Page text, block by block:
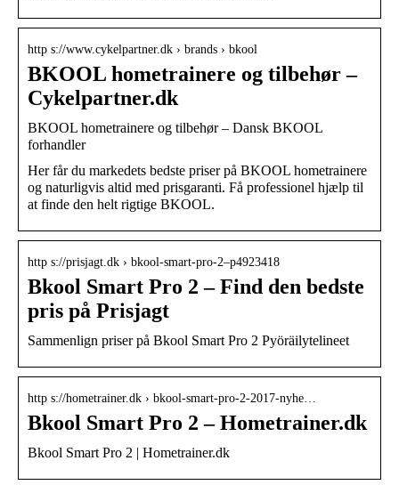
http s://www.cykelpartner.dk › brands › bkool
BKOOL hometrainere og tilbehør –
Cykelpartner.dk
BKOOL hometrainere og tilbehør – Dansk BKOOL
forhandler
Her får du markedets bedste priser på BKOOL hometrainere
og naturligvis altid med prisgaranti. Få professionel hjælp til
at finde den helt rigtige BKOOL.
http s://prisjagt.dk › bkool-smart-pro-2–p4923418
Bkool Smart Pro 2 – Find den bedste
pris på Prisjagt
Sammenlign priser på Bkool Smart Pro 2 Pyöräilytelineet
http s://hometrainer.dk › bkool-smart-pro-2-2017-nyhe…
Bkool Smart Pro 2 – Hometrainer.dk
Bkool Smart Pro 2 | Hometrainer.dk